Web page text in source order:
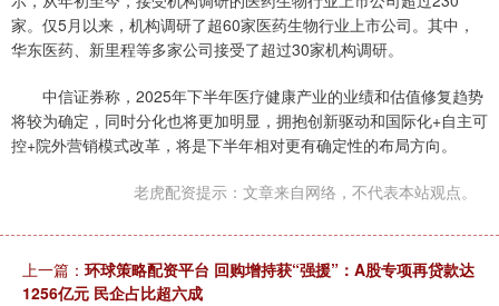
家。仅5月以来，机构调研了超60家医药生物行业上市公司。其中，
华东医药、新里程等多家公司接受了超过30家机构调研。
中信证券称，2025年下半年医疗健康产业的业绩和估值修复趋势
将较为确定，同时分化也将更加明显，拥抱创新驱动和国际化+自主可
控+院外营销模式改革，将是下半年相对更有确定性的布局方向。
老虎配资提示：文章来自网络，不代表本站观点。
上一篇： 环球策略配资平台 回购增持获“强援”：A股专项再贷款达
1256亿元 民企占比超六成